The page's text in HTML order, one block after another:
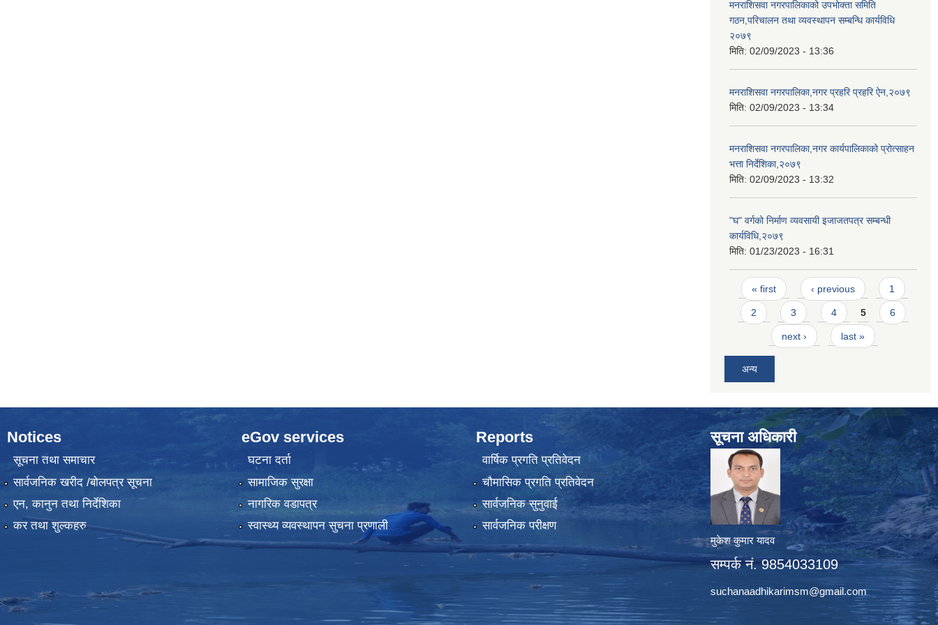
मनराशिसवा नगरपालिकाको उपभोक्ता समिति
गठन,परिचालन तथा व्यवस्थापन सम्बन्धि कार्यविधि
२०७९
मिति: 02/09/2023 - 13:36
मनराशिसवा नगरपालिका,नगर प्रहरि प्रहरि ऐन,२०७९
मिति: 02/09/2023 - 13:34
मनराशिसवा नगरपालिका,नगर कार्यपालिकाको प्रोत्साहन
भत्ता निर्देशिका,२०७९
मिति: 02/09/2023 - 13:32
"घ" वर्गको निर्माण व्यवसायी इजाजतपत्र सम्बन्धी
कार्यविधि,२०७९
मिति: 01/23/2023 - 16:31
Pages
« first ‹ previous 1
2 3 4 5 6
next › last »
अन्य
Notices
सूचना तथा समाचार
सार्वजनिक खरीद /बोलपत्र सूचना
एन, कानुन तथा निर्देशिका
कर तथा शुल्कहरु
eGov services
घटना दर्ता
सामाजिक सुरक्षा
नागरिक वडापत्र
स्वास्थ्य व्यवस्थापन सुचना प्रणाली
Reports
वार्षिक प्रगति प्रतिवेदन
चौमासिक प्रगति प्रतिवेदन
सार्वजनिक सुनुवाई
सार्वजनिक परीक्षण
सूचना अधिकारी
मुकेश कुमार यादव
सम्पर्क नं. 9854033109
suchanaadhikarimsm@gmail.com